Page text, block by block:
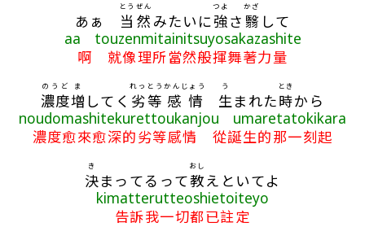
あぁ 当然
とうぜん
みたいに強
つよ
さ 翳
かざ
して
aa touzenmitainitsuyosakazashite
啊 就像理所當然般揮舞著力量
濃度
のうど
増
ま
してく 劣等
れっとう
感情
かんじょう
生
う
まれた時
とき
から
noudomashitekurettoukanjou umaretatokikara
濃度愈來愈深的劣等感情 從誕生的那一刻起
決
き
まってるって教
おし
えといてよ
kimatterutteoshietoiteyo
告訴我一切都已註定